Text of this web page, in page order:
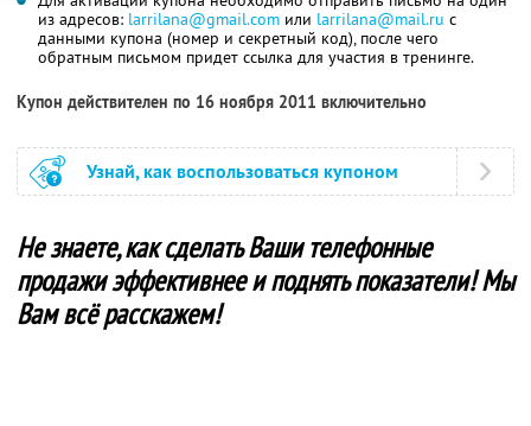
из адресов: larrilana@gmail.com или larrilana@mail.ru с
данными купона (номер и секретный код), после чего
обратным письмом придет ссылка для участия в тренинге.
Купон действителен по 16 ноября 2011 включительно
Узнай, как воспользоваться купоном
Не знаете, как сделать Ваши телефонные
продажи эффективнее и поднять показатели! Мы
Вам всё расскажем!